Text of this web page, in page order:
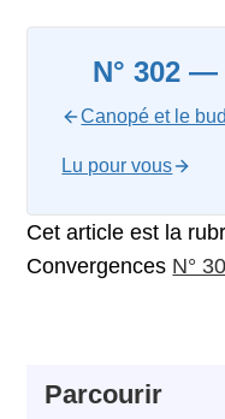
N° 302 —
Canopé et le
Lu pour vous
Cet article est la
Convergences N°
Parcourir